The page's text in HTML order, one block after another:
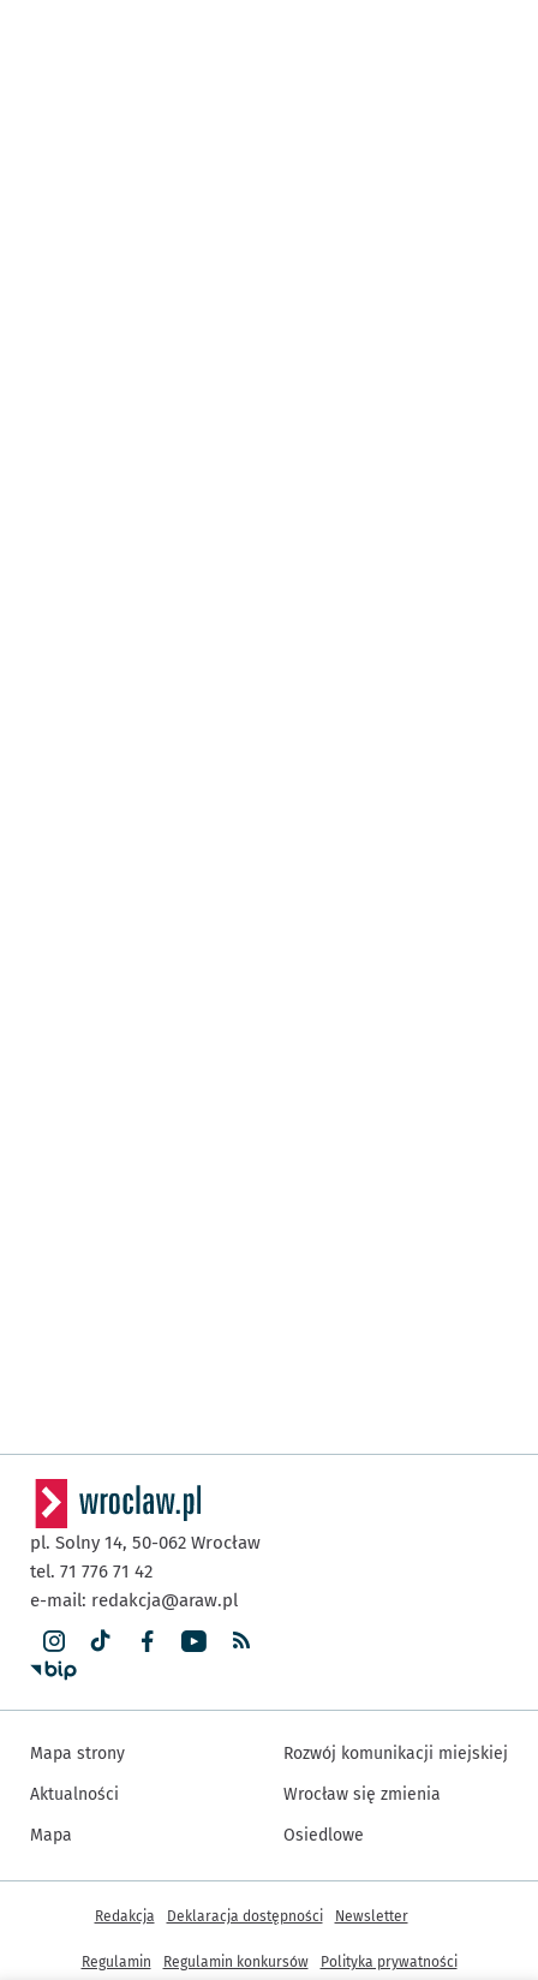
pl. Solny 14, 50-062 Wrocław
tel. 71 776 71 42
e-mail: redakcja@araw.pl
Mapa strony
Aktualności
Mapa
Rozwój komunikacji miejskiej
Wrocław się zmienia
Osiedlowe
Inne informacje
Redakcja Deklaracja dostępności Newsletter
Regulamin Regulamin konkursów Polityka prywatności